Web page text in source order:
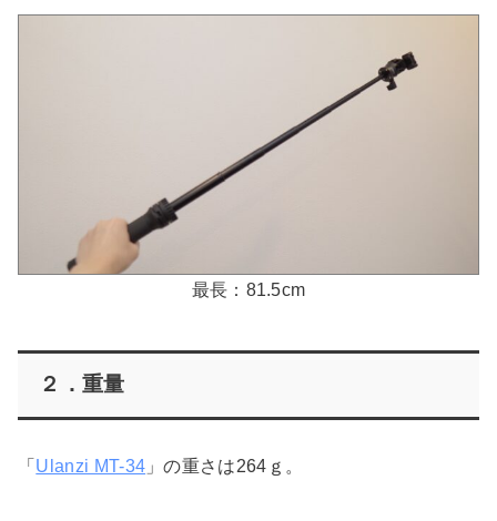
最長：81.5cm
２．重量
「 Ulanzi MT-34 」の重さは264ｇ。